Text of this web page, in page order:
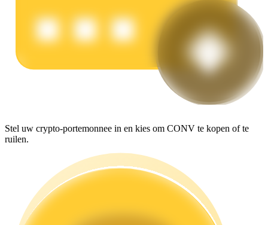
Verdien dagelijks competitieve beloningen
Stel uw crypto-portemonnee in en kies om CONV te kopen of te
ruilen.